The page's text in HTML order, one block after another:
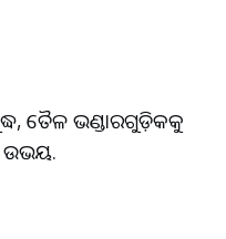
ତୈଳ ଭଣ୍ଡାରଗୁଡ଼ିକକୁ
ଉଭୟ.